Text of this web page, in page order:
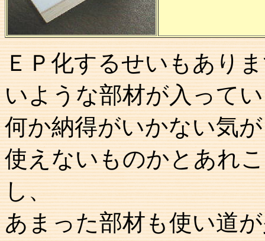
ＥＰ化するせいもあり
いような部材が入って
何か納得がいかない気
使えないものかとあれ
し、
あまった部材も使い道